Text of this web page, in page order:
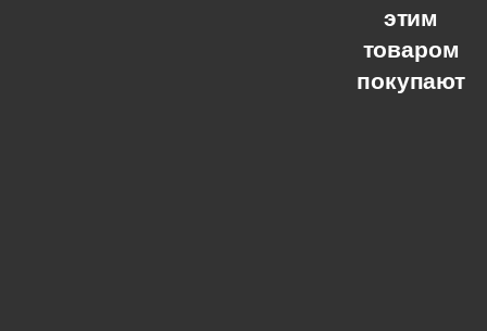
этим
товаром
покупают